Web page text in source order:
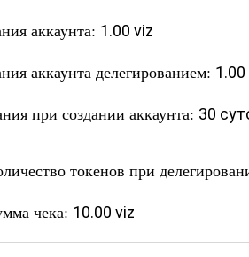
аккаунта: 1.00 viz
аккаунта делегированием:
при создании аккаунта: 30
токенов при
чека: 10.00 viz